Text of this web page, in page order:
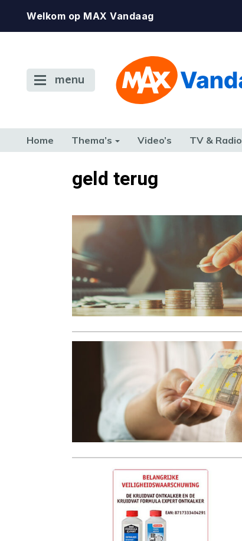
Welkom op MAX Vandaag
menu
Home Thema’s Video’s TV & Radio
TERUG NAAR TOENgeld terug